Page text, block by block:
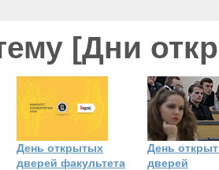
[Дни
День открытых
дверей факультета
День
дверей